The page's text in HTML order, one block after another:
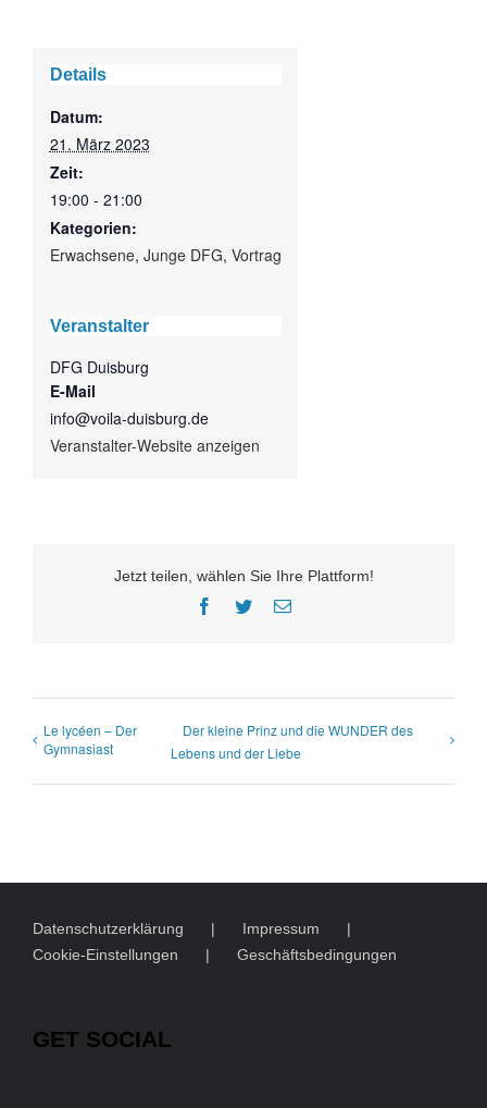
Details
Datum:
21. März 2023
Zeit:
19:00 - 21:00
Kategorien:
Erwachsene, Junge DFG, Vortrag
Veranstalter
DFG Duisburg
E-Mail
info@voila-duisburg.de
Veranstalter-Website anzeigen
Jetzt teilen, wählen Sie Ihre Plattform!
Facebook
TwitterE-
Le lycéen – Der
Gymnasiast
Der kleine Prinz und die WUNDER des
Lebens und der Liebe
Datenschutzerklärung
Impressum
Cookie-Einstellungen
Geschäftsbedingungen
GET SOCIAL